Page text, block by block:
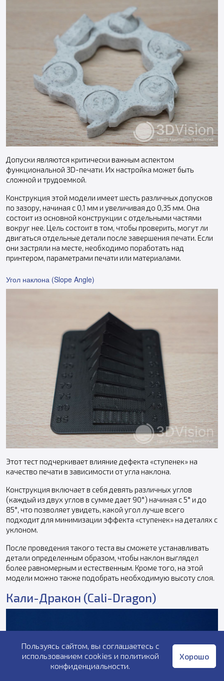
Допуски являются критически важным аспектом
функциональной 3D-печати. Их настройка может быть
сложной и трудоемкой.
Конструкция этой модели имеет шесть различных допусков
по зазору, начиная с 0,1 мм и увеличивая до 0,35 мм. Она
состоит из основной конструкции с отдельными частями
вокруг нее. Цель состоит в том, чтобы проверить, могут ли
двигаться отдельные детали после завершения печати. Если
они застряли на месте, необходимо поработать над
принтером, параметрами печати или материалами.
Угол наклона (Slope Angle)
Этот тест подчеркивает влияние дефекта «ступенек» на
качество печати в зависимости от угла наклона.
Конструкция включает в себя девять различных углов
(каждый из двух углов в сумме дает 90°) начиная с 5° и до
85°, что позволяет увидеть, какой угол лучше всего
подходит для минимизации эффекта «ступенек» на деталях с
уклоном.
После проведения такого теста вы сможете устанавливать
детали определенным образом, чтобы наклон выглядел
более равномерным и естественным. Кроме того, на этой
модели можно также подобрать необходимую высоту слоя.
Кали-Дракон (Cali-Dragon)
Пользуясь сайтом, вы соглашаетесь с
использованием cookies и политикой
конфиденциальности.
Хорошо